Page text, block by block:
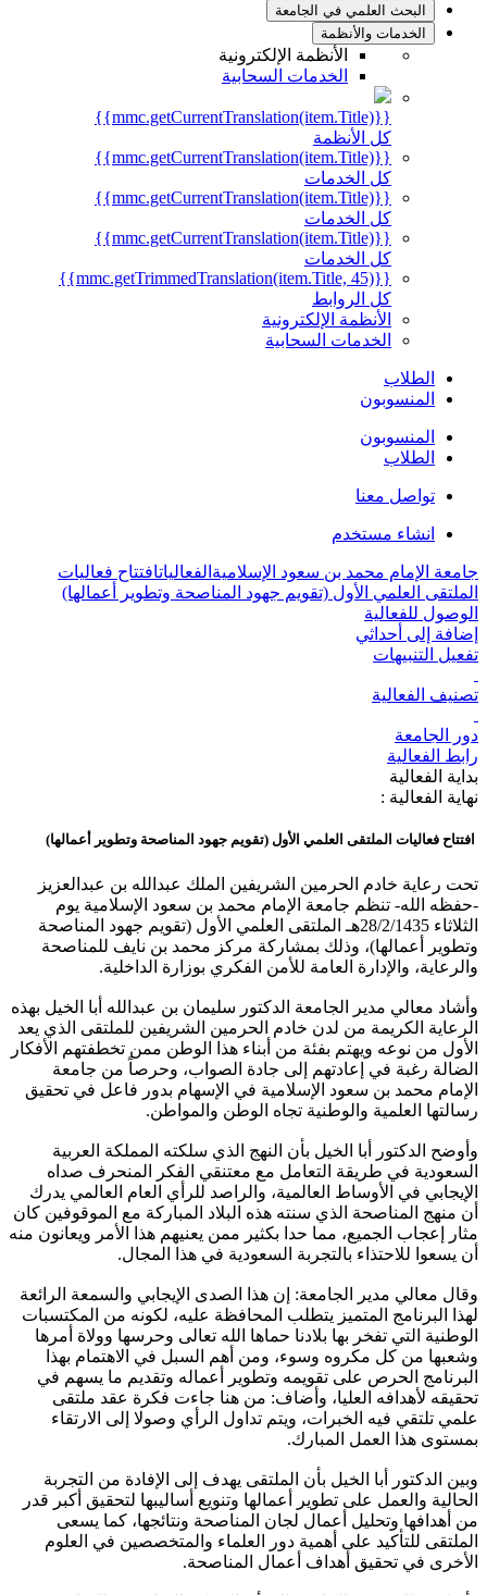
البحث العلمي في الجامعة
الخدمات والأنظمة
الأنظمة الإلكترونية
الخدمات السحابية
{{mmc.getCurrentTranslation(item.Title)}}
كل الأنظمة
{{mmc.getCurrentTranslation(item.Title)}}
كل الخدمات
{{mmc.getCurrentTranslation(item.Title)}}
كل الخدمات
{{mmc.getCurrentTranslation(item.Title)}}
كل الخدمات
{{mmc.getTrimmedTranslation(item.Title, 45)}}
كل الروابط
الأنظمة الإلكترونية
الخدمات السحابية
الطلاب
المنسوبون
المنسوبون
الطلاب
تواصل معنا
انشاء مستخدم
جامعة الإمام محمد بن سعود الإسلامية الفعالياتافتتاح فعاليات
الملتقى العلمي الأول (تقويم جهود المناصحة وتطوير أعمالها)
الوصول للفعالية
إضافة إلى أحداثي
تفعيل التنبيهات
تصنيف الفعالية
دور الجامعة
رابط الفعالية
بداية الفعالية
نهاية الفعالية :
افتتاح فعاليات الملتقى العلمي الأول (تقويم جهود المناصحة وتطوير أعمالها)
تحت رعاية خادم الحرمين الشريفين الملك عبدالله بن عبدالعزيز
-حفظه الله- تنظم جامعة الإمام محمد بن سعود الإسلامية يوم
الثلاثاء 28/2/1435هـ الملتقى العلمي الأول (تقويم جهود المناصحة
وتطوير أعمالها)، وذلك بمشاركة مركز محمد بن نايف للمناصحة
والرعاية، والإدارة العامة للأمن الفكري بوزارة الداخلية.
وأشاد معالي مدير الجامعة الدكتور سليمان بن عبدالله أبا الخيل بهذه
الرعاية الكريمة من لدن خادم الحرمين الشريفين للملتقى الذي يعد
الأول من نوعه ويهتم بفئة من أبناء هذا الوطن ممن تخطفتهم الأفكار
الضالة رغبة في إعادتهم إلى جادة الصواب، وحرصاً من جامعة
الإمام محمد بن سعود الإسلامية في الإسهام بدور فاعل في تحقيق
رسالتها العلمية والوطنية تجاه الوطن والمواطن.
وأوضح الدكتور أبا الخيل بأن النهج الذي سلكته المملكة العربية
السعودية في طريقة التعامل مع معتنقي الفكر المنحرف صداه
الإيجابي في الأوساط العالمية، والراصد للرأي العام العالمي يدرك
أن منهج المناصحة الذي سنته هذه البلاد المباركة مع الموقوفين كان
مثار إعجاب الجميع، مما حدا بكثير ممن يعنيهم هذا الأمر ويعانون منه
أن يسعوا للاحتذاء بالتجربة السعودية في هذا المجال.
وقال معالي مدير الجامعة: إن هذا الصدى الإيجابي والسمعة الرائعة
لهذا البرنامج المتميز يتطلب المحافظة عليه، لكونه من المكتسبات
الوطنية التي تفخر بها بلادنا حماها الله تعالى وحرسها وولاة أمرها
وشعبها من كل مكروه وسوء، ومن أهم السبل في الاهتمام بهذا
البرنامج الحرص على تقويمه وتطوير أعماله وتقديم ما يسهم في
تحقيقه لأهدافه العليا، وأضاف: من هنا جاءت فكرة عقد ملتقى
علمي تلتقي فيه الخبرات، ويتم تداول الرأي وصولا إلى الارتقاء
بمستوى هذا العمل المبارك.
وبين الدكتور أبا الخيل بأن الملتقى يهدف إلى الإفادة من التجربة
الحالية والعمل على تطوير أعمالها وتنويع أساليبها لتحقيق أكبر قدر
من أهدافها وتحليل أعمال لجان المناصحة ونتائجها، كما يسعى
الملتقى للتأكيد على أهمية دور العلماء والمتخصصين في العلوم
الأخرى في تحقيق أهداف أعمال المناصحة.